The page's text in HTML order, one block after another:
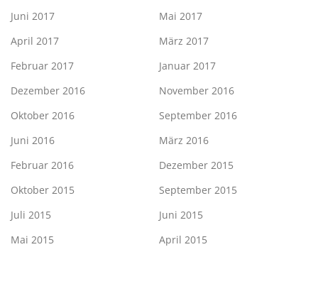
Juni 2017
Mai 2017
April 2017
März 2017
Februar 2017
Januar 2017
Dezember 2016
November 2016
Oktober 2016
September 2016
Juni 2016
März 2016
Februar 2016
Dezember 2015
Oktober 2015
September 2015
Juli 2015
Juni 2015
Mai 2015
April 2015